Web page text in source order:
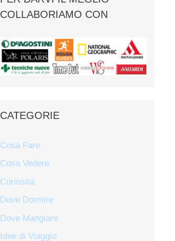
COLLABORIAMO CON
CATEGORIE
Cosa Fare
Cosa Vedere
Curiosità
Dove Dormire
Dove Mangiare
Idee di Viaggio